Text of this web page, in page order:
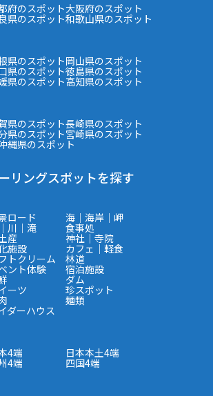
府のスポット大阪府のスポット
県のスポット和歌山県のスポット
県のスポット岡山県のスポット
県のスポット徳島県のスポット
県のスポット高知県のスポット
県のスポット長崎県のスポット
県のスポット宮崎県のスポット
縄県のスポット
リングスポットを探す
ロード 海｜海岸｜岬
川｜滝 食事処
産 神社｜寺院
施設 カフェ｜軽食
トクリーム 林道
ント体験 宿泊施設
ダム
ーツ 珍スポット
麺類
ダーハウス
4端 日本本土4端
4端 四国4端